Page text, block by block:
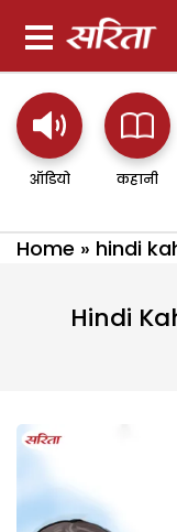
ऑडियो कहानी
Home » hindi
Hindi